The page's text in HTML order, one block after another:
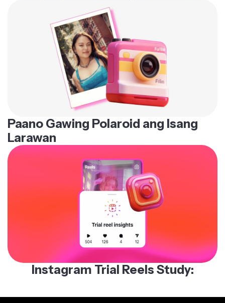
Paano Gawing Polaroid ang Isang
Larawan
Instagram Trial Reels Study: